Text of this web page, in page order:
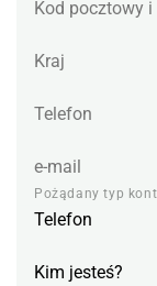
Pożądany typ